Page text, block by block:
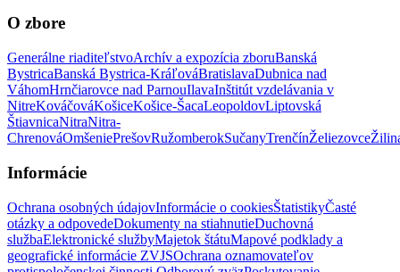
O zbore
Generálne riaditeľstvoArchív a expozícia zboruBanská
BystricaBanská Bystrica-KráľováBratislavaDubnica nad
VáhomHrnčiarovce nad ParnouIlavaInštitút vzdelávania v
NitreKováčováKošiceKošice-ŠacaLeopoldovLiptovská
ŠtiavnicaNitraNitra-
ChrenováOmšeniePrešovRužomberokSučanyTrenčínŽeliezovce
Informácie
Ochrana osobných údajovInformácie o cookiesŠtatistikyČasté
otázky a odpovedeDokumenty na stiahnutieDuchovná
službaElektronické službyMajetok štátuMapové podklady a
geografické informácie ZVJSOchrana oznamovateľov